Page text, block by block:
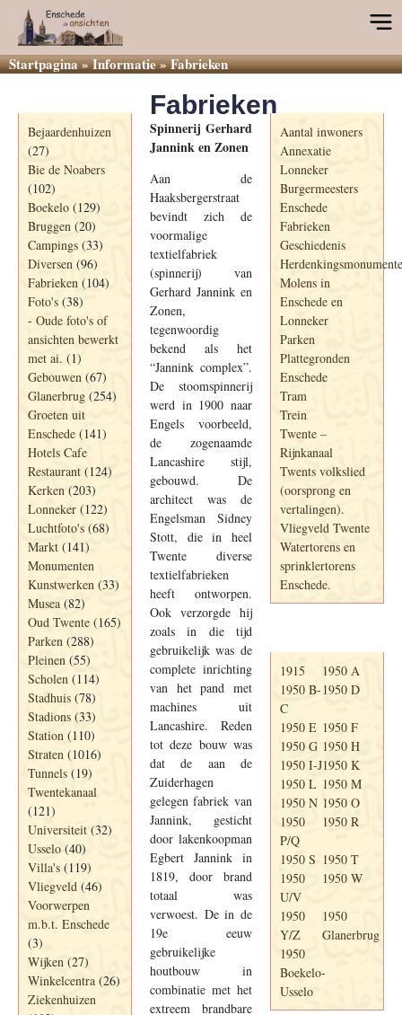
Startpagina»Informatie»Fabrieken
Bejaardenhuizen
(27)
Bie de Noabers
(102)
Boekelo (129)
Bruggen (20)
Campings (33)
Diversen (96)
Fabrieken (104)
Foto's (38)
- Oude foto's of
ansichten bewerkt
met ai. (1)
Gebouwen (67)
Glanerbrug (254)
Groeten uit
Enschede (141)
Hotels Cafe
Restaurant (124)
Kerken (203)
Lonneker (122)
Luchtfoto's (68)
Markt (141)
Monumenten
Kunstwerken (33)
Musea (82)
Oud Twente (165)
Parken (288)
Pleinen (55)
Scholen (114)
Stadhuis (78)
Stadions (33)
Station (110)
Straten (1016)
Tunnels (19)
Twentekanaal
(121)
Universiteit (32)
Usselo (40)
Villa's (119)
Vliegveld (46)
Voorwerpen
m.b.t. Enschede
(3)
Wijken (27)
Winkelcentra (26)
Ziekenhuizen
Fabrieken
Spinnerij Gerhard
Jannink en Zonen
Aan de
Haaksbergerstraat
bevindt zich de
voormalige
textielfabriek
(spinnerij) van
Gerhard Jannink en
Zonen,
tegenwoordig
bekend als het
“Jannink complex”.
De stoomspinnerij
werd in 1900 naar
Engels voorbeeld,
de zogenaamde
Lancashire stijl,
gebouwd. De
architect was de
Engelsman Sidney
Stott, die in heel
Twente diverse
textielfabrieken
heeft ontworpen.
Ook verzorgde hij
zoals in die tijd
gebruikelijk was de
complete inrichting
van het pand met
machines uit
Lancashire. Reden
tot deze bouw was
dat de aan de
Zuiderhagen
gelegen fabriek van
Jannink, gesticht
door lakenkoopman
Egbert Jannink in
1819, door brand
totaal was
verwoest. De in de
19e eeuw
gebruikelijke
houtbouw in
combinatie met het
extreem brandbare
Aantal inwoners
Annexatie
Lonneker
Burgermeesters
Enschede
Fabrieken
Geschiedenis
Molens in
Enschede en
Lonneker
Parken
Plattegronden
Enschede
Tram
Trein
Twente –
Rijnkanaal
Twents volkslied
(oorsprong en
vertalingen).
Vliegveld Twente
Watertorens en
sprinklertorens
Enschede.
1915
1950 A
1950 B-
C
1950 D
1950 E 1950 F
1950 G 1950 H
1950 I-J1950 K
1950 L 1950 M
1950 N 1950 O
1950
P/Q
1950 R
1950 S 1950 T
1950
U/V
1950 W
1950
Y/Z
1950
Glanerbrug
1950
Boekelo-
Usselo